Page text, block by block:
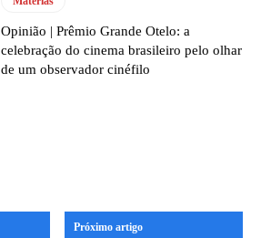
Opinião | Prêmio Grande Otelo: a
celebração do cinema brasileiro pelo olhar
de um observador cinéfilo
Próximo artigo